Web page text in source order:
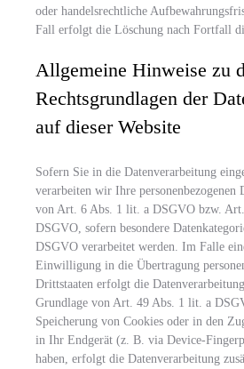
oder handelsrechtliche
Fall erfolgt die Löschung nach Fortfall
Allgemeine Hinweise zu
Rechtsgrundlagen der
auf dieser Website
Sofern Sie in die Datenverarbeitung
verarbeiten wir Ihre personenbezogenen
von Art. 6 Abs. 1 lit. a DSGVO bzw.
DSGVO, sofern besondere
DSGVO verarbeitet werden. Im Falle
Einwilligung in die Übertragung
Drittstaaten erfolgt die
Grundlage von Art. 49 Abs. 1 lit. a
Speicherung von Cookies oder in den
in Ihr Endgerät (z. B. via Device-
haben, erfolgt die Datenverarbeitung